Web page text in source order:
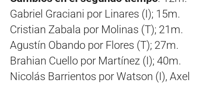
Gabriel Graciani por Linares (I); 15m.
Cristian Zabala por Molinas (T); 21m.
Agustín Obando por Flores (T); 27m.
Brahian Cuello por Martínez (I); 40m.
Nicolás Barrientos por Watson (I), Axel